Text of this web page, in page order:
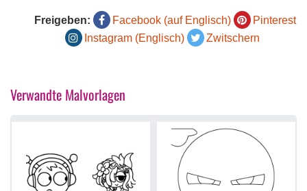
Freigeben: Facebook (auf Englisch)
Pinterest
Instagram (Englisch)
Zwitschern
Verwandte Malvorlagen